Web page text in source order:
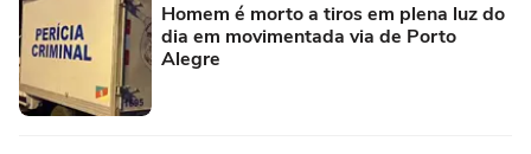
Homem é morto a tiros em plena luz do
dia em movimentada via de Porto
Alegre